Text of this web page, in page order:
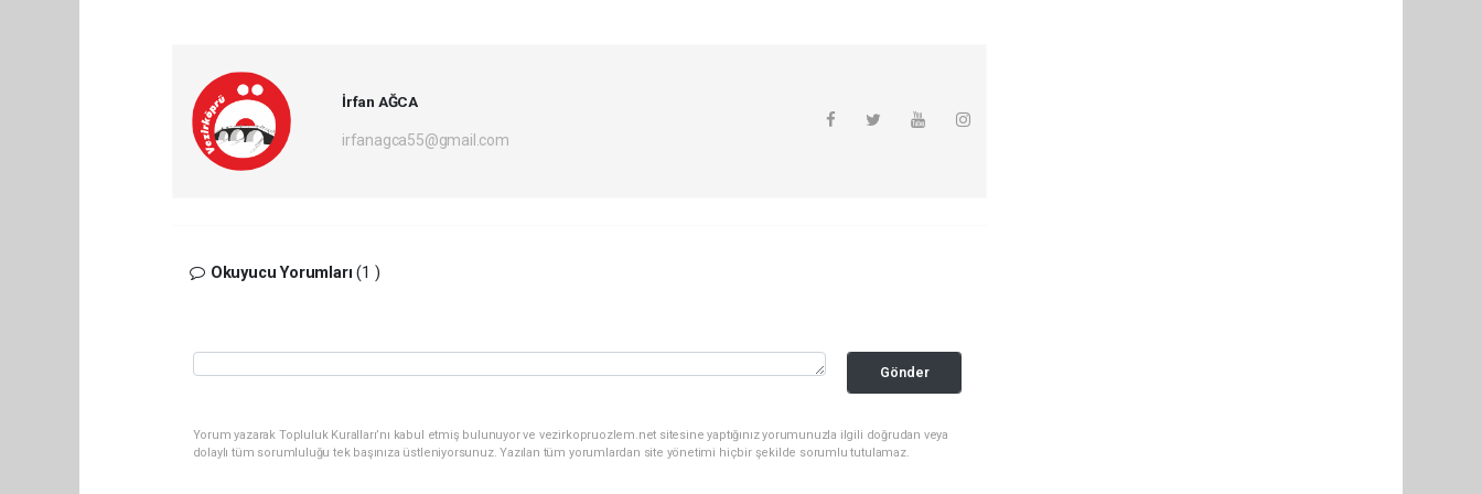
İrfan AĞCA
irfanagca55@gmail.com
Okuyucu Yorumları(1 )
Gönder
Yorum yazarak Topluluk Kuralları’nı kabul etmiş bulunuyor ve vezirkopruozlem.net sitesine yaptığınız yorumunuzla ilgili doğrudan veya
dolaylı tüm sorumluluğu tek başınıza üstleniyorsunuz. Yazılan tüm yorumlardan site yönetimi hiçbir şekilde sorumlu tutulamaz.